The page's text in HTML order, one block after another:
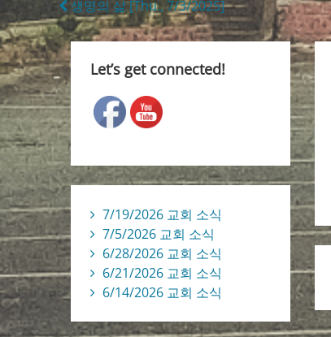
생명의 삶 [Thu., 7/3/2025]
Let’s get connected!
7/19/2026 교회 소식
7/5/2026 교회 소식
6/28/2026 교회 소식
6/21/2026 교회 소식
6/14/2026 교회 소식